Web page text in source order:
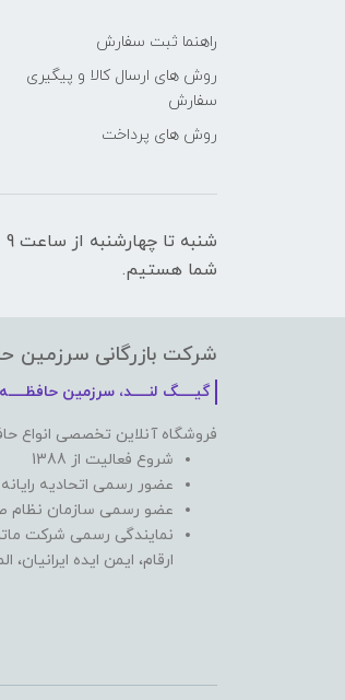
راهنما ثبت سفارش
روش های ارسال کالا و پیگیری
سفارش
روش های پرداخت
شما هستیم.
شرکت بازرگانی سرزمین
گیـــــگ لنـــــد، سرزمین
فروشگاه آنلاین تخصصی انواع
شروع فعالیت از 1388
عضور رسمی اتحادیه رایانه
عضو رسمی سازمان نظام
نمایندگی رسمی شرکت
ارقام، ایمن ایده